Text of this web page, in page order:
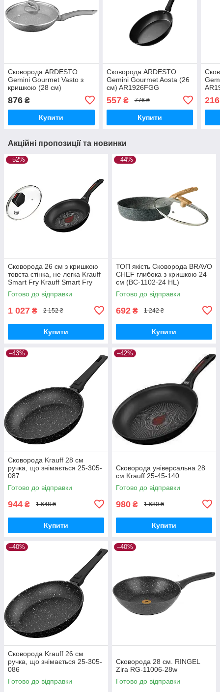
Сковорода ARDESTO
Gemini Gourmet Vasto з
кришкою (28 см)
876 ₴
Купити
Сковорода ARDESTO
Gemini Gourmet Aosta (26
см) AR1926FGG
557₴ 776 ₴
Купити
216
Акційні пропозиції та новинки
–52%
Сковорода 26 см з кришкою
товста стінка, не легка Krauff
Smart Fry Krauff Smart Fry
88-222-130
Готово до відправки
1 027 ₴ 2 152 ₴
Купити
–44%
ТОП якість Сковорода BRAVO
CHEF глибока з кришкою 24
см (BC-1102-24 HL)
Готово до відправки
692 ₴ 1 242 ₴
Купити
–43%
Сковорода Krauff 28 см
ручка, що знімається 25-305-
087
Готово до відправки
944 ₴ 1 648 ₴
Купити
–42%
Сковорода універсальна 28
см Krauff 25-45-140
Готово до відправки
980 ₴ 1 680 ₴
Купити
–40%
Сковорода Krauff 26 см
ручка, що знімається 25-305-
086
Готово до відправки
–40%
Сковорода 28 см. RINGEL
Zira RG-11006-28w
Готово до відправки